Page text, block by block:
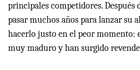
principales competidores. Después
pasar muchos años para lanzar su
hacerlo justo en el peor momento:
muy maduro y han surgido